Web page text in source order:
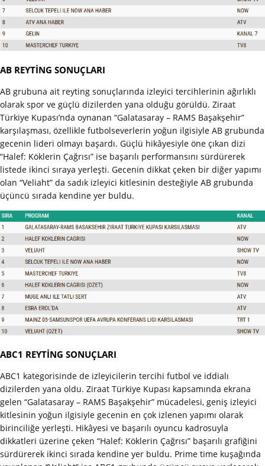
AB REYTİNG SONUÇLARI
AB grubuna ait reyting sonuçlarında izleyici tercihlerinin ağırlıklı
olarak spor ve güçlü dizilerden yana olduğu görüldü. Ziraat
Türkiye Kupası’nda oynanan “Galatasaray – RAMS Başakşehir”
karşılaşması, özellikle futbolseverlerin yoğun ilgisiyle AB grubunda
gecenin lideri olmayı başardı. Güçlü hikâyesiyle öne çıkan dizi
“Halef: Köklerin Çağrısı” ise başarılı performansını sürdürerek
listede ikinci sıraya yerleşti. Gecenin dikkat çeken bir diğer yapımı
olan “Veliaht” da sadık izleyici kitlesinin desteğiyle AB grubunda
üçüncü sırada kendine yer buldu.
ABC1 REYTİNG SONUÇLARI
ABC1 kategorisinde de izleyicilerin tercihi futbol ve iddialı
dizilerden yana oldu. Ziraat Türkiye Kupası kapsamında ekrana
gelen “Galatasaray – RAMS Başakşehir” mücadelesi, geniş izleyici
kitlesinin yoğun ilgisiyle gecenin en çok izlenen yapımı olarak
birinciliğe yerleşti. Hikâyesi ve başarılı oyuncu kadrosuyla
dikkatleri üzerine çeken “Halef: Köklerin Çağrısı” başarılı grafiğini
sürdürerek ikinci sırada kendine yer buldu. Prime time kuşağında